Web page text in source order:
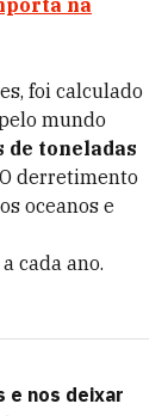
na
foi calculado
mundo
de toneladas
derretimento
oceanos e
cada ano.
e nos deixar